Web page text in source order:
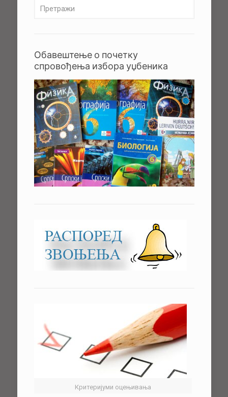
Обавештење о почетку
спровођења избора уџбеника
Критеријуми оцењивања